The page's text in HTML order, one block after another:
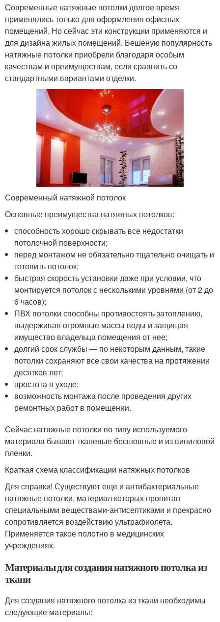
Современные натяжные потолки долгое время
применялись только для оформления офисных
помещений. Но сейчас эти конструкции применяются и
для дизайна жилых помещений. Бешеную популярность
натяжные потолки приобрели благодаря особым
качествам и преимуществам, если сравнить со
стандартными вариантами отделки.
Современный натяжной потолок
Основные преимущества натяжных потолков:
способность хорошо скрывать все недостатки
потолочной поверхности;
перед монтажом не обязательно тщательно очищать и
готовить потолок;
быстрая скорость установки даже при условии, что
монтируется потолок с несколькими уровнями (от 2 до
6 часов);
ПВХ потолки способны противостоять затоплению,
выдерживая огромные массы воды и защищая
имущество владельца помещения от нее;
долгий срок службы — по некоторым данным, такие
потолки сохраняют все свои качества на протяжении
десятков лет;
простота в уходе;
возможность монтажа после проведения других
ремонтных работ в помещении.
Сейчас натяжные потолки по типу используемого
материала бывают тканевые бесшовные и из виниловой
пленки.
Краткая схема классификации натяжных потолков
Для справки! Существуют еще и антибактериальные
натяжные потолки, материал которых пропитан
специальными веществами-антисептиками и прекрасно
сопротивляется воздействию ультрафиолета.
Применяется такое полотно в медицинских
учреждениях.
Материалы для создания натяжного потолка из
ткани
Для создания натяжного потолка из ткани необходимы
следующие материалы: